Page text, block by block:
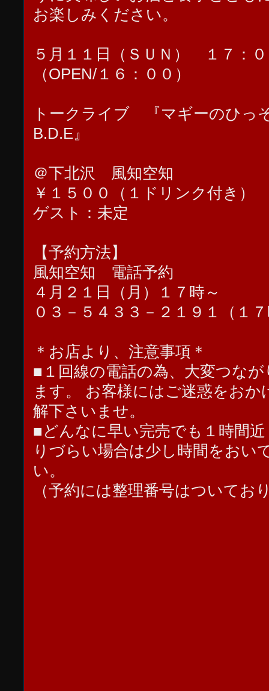
お楽しみください。
５月１１日（ＳＵＮ） １７：
（OPEN/１６：００）
トークライブ 『マギーのひっ
B.D.E』
＠下北沢 風知空知
￥１５００（１ドリンク付き）
ゲスト：未定
【予約方法】
風知空知 電話予約
４月２１日（月）１７時～
０３－５４３３－２１９１（１
＊お店より、注意事項＊
■１回線の電話の為、大変つな
ます。 お客様にはご迷惑をお
解下さいませ。
■どんなに早い完売でも１時間
りづらい場合は少し時間をおい
い。
（予約には整理番号はついてお